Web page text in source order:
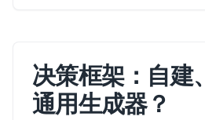
决策框架：自建
通用生成器？